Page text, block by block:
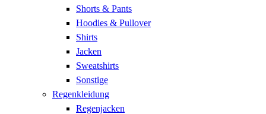
Shorts & Pants
Hoodies & Pullover
Shirts
Jacken
Sweatshirts
Sonstige
Regenkleidung
Regenjacken